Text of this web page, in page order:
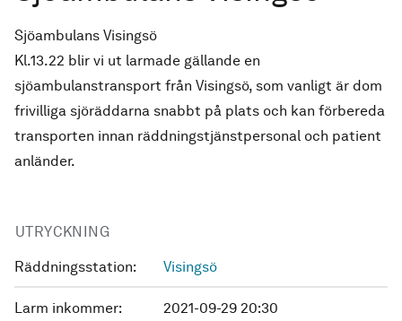
Sjöambulans Visingsö
Kl.13.22 blir vi ut larmade gällande en
sjöambulanstransport från Visingsö, som vanligt är dom
frivilliga sjöräddarna snabbt på plats och kan förbereda
transporten innan räddningstjänstpersonal och patient
anländer.
UTRYCKNING
Räddningsstation: Visingsö
Larm inkommer: 2021-09-29 20:30